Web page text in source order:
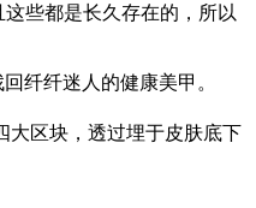
些都是长久存在的，所以
纤纤迷人的健康美甲。
大区块，透过埋于皮肤底下